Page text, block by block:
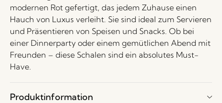
modernen Rot gefertigt, das jedem Zuhause einen
Hauch von Luxus verleiht. Sie sind ideal zum Servieren
und Präsentieren von Speisen und Snacks. Ob bei
einer Dinnerparty oder einem gemütlichen Abend mit
Freunden – diese Schalen sind ein absolutes Must-
Have.
Produktinformation